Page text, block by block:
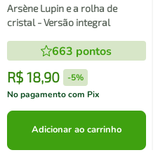
Arsène Lupin e a rolha de
cristal - Versão integral
663 pontos
R$ 18,90 -5%
No pagamento com Pix
Adicionar ao carrinho